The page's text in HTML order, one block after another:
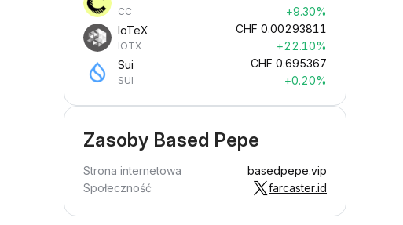
CC
+9.30%
IoTeX
IOTX
CHF 0.00293811
+22.10%
Sui
SUI
CHF 0.695367
+0.20%
Zasoby Based Pepe
Strona internetowa
basedpepe.vip
Społeczność
farcaster.id